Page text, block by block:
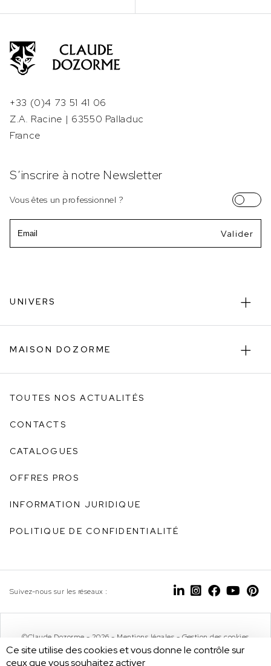
+33 (0)4 73 51 41 06
Z.A. Racine | 63550 Palladuc
France
S’inscrire à notre Newsletter
Vous êtes un professionnel ?
UNIVERS
MAISON DOZORME
TOUTES NOS ACTUALITÉS
CONTACTS
CATALOGUES
OFFRES PROS
INFORMATION JURIDIQUE
POLITIQUE DE CONFIDENTIALITÉ
Suivez-nous sur les réseaux :
©Claude Dozorme - 2026 - Mentions légales - Gestion des cookies
Ce site utilise des cookies et vous donne le contrôle sur
ceux que vous souhaitez activer